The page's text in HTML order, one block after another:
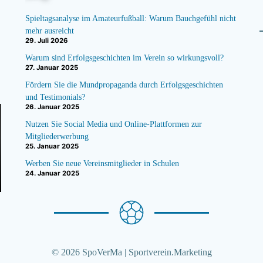
Spieltagsanalyse im Amateurfußball: Warum Bauchgefühl nicht
mehr ausreicht
29. Juli 2026
Warum sind Erfolgsgeschichten im Verein so wirkungsvoll?
27. Januar 2025
Fördern Sie die Mundpropaganda durch Erfolgsgeschichten
und Testimonials?
26. Januar 2025
Nutzen Sie Social Media und Online-Plattformen zur
Mitgliederwerbung
25. Januar 2025
Werben Sie neue Vereinsmitglieder in Schulen
24. Januar 2025
© 2026 SpoVerMa | Sportverein.Marketing